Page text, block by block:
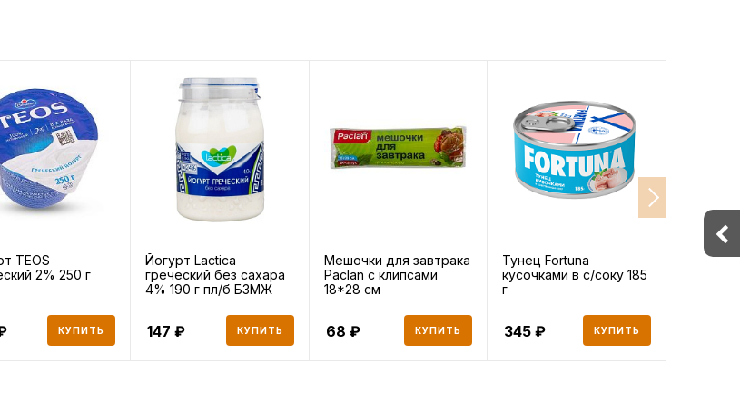
TEOS
2% 250 г
КУПИТЬ
Йогурт Lactica
греческий без сахара
4% 190 г пл/б БЗМЖ
147 КУПИТЬ
Мешочки для завтрака
Paclan с клипсами
18*28 см
68 КУПИТЬ
Тунец Fortuna
кусочками в с/соку 185
г
345 КУПИТЬ